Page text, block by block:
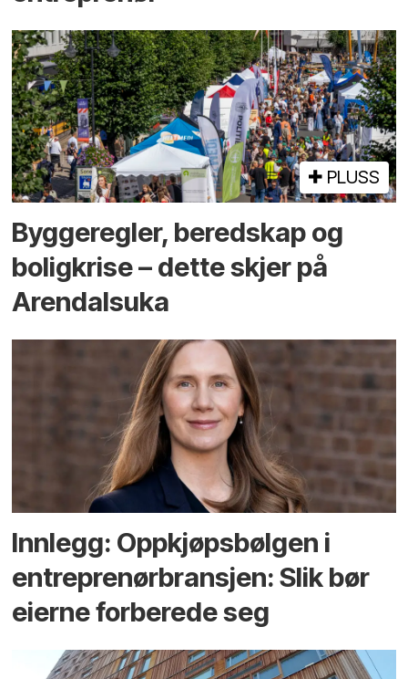
PLUSS
Bygge­regler, beredskap og
bolig­krise – dette skjer på
Arendals­uka
Innlegg: Oppkjøps­bølgen i
entreprenør­bransjen: Slik bør
eierne forberede seg